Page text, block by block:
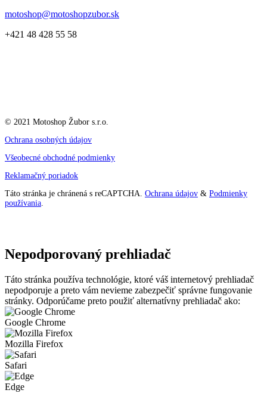
motoshop@motoshopzubor.sk
+421 48 428 55 58
© 2021 Motoshop Žubor s.r.o.
Ochrana osobných údajov
Všeobecné obchodné podmienky
Reklamačný poriadok
Táto stránka je chránená s reCAPTCHA. Ochrana údajov & Podmienky
používania.
Nepodporovaný prehliadač
Táto stránka používa technológie, ktoré váš internetový prehliadač
nepodporuje a preto vám nevieme zabezpečiť správne fungovanie
stránky. Odporúčame preto použiť alternatívny prehliadač ako:
Google Chrome
Mozilla Firefox
Safari
Edge